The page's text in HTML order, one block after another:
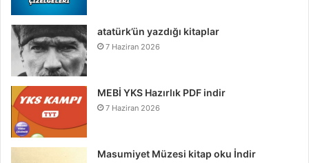
atatürk’ün yazdığı kitaplar
7 Haziran 2026
MEBİ YKS Hazırlık PDF indir
7 Haziran 2026
Masumiyet Müzesi kitap oku İndir